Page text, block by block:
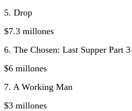
5. Drop
$7.3 millones
6. The Chosen: Last Supper Part 3
$6 millones
7. A Working Man
$3 millones